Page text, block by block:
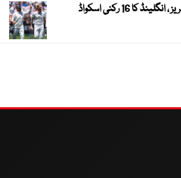
پاکستان کیخلاف ٹیسٹ سیریز ، انگلینڈ کا 16 رکنی اسکواڈ